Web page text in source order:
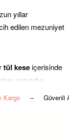
yıllar
edilen mezuniyet
tül keseiçerisinde
uygundur.
Hızlı Kargo --